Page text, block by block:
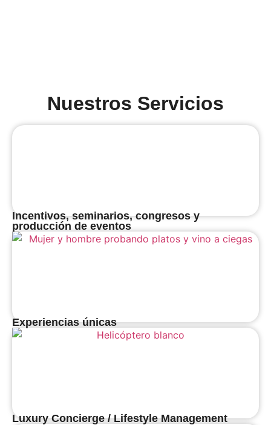
Nuestros Servicios
Incentivos, seminarios, congresos y
producción de eventos
Experiencias únicas
Luxury Concierge / Lifestyle Management